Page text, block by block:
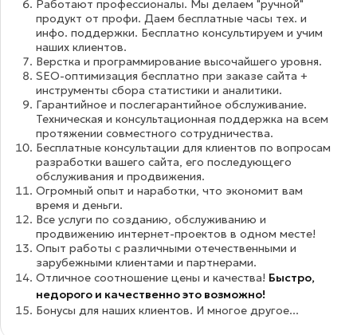
Работают профессионалы. Мы делаем "ручной"
продукт от профи. Даем бесплатные часы тех. и
инфо. поддержки. Бесплатно консультируем и учим
наших клиентов.
Верстка и программирование высочайшего уровня.
SEO-оптимизация бесплатно при заказе сайта +
инструменты сбора статистики и аналитики.
Гарантийное и послегарантийное обслуживание.
Техническая и консультационная поддержка на всем
протяжении совместного сотрудничества.
Бесплатные консультации для клиентов по вопросам
разработки вашего сайта, его последующего
обслуживания и продвижения.
Огромный опыт и наработки, что экономит вам
время и деньги.
Все услуги по созданию, обслуживанию и
продвижению интернет-проектов в одном месте!
Опыт работы с различными отечественными и
зарубежными клиентами и партнерами.
Отличное соотношение цены и качества! Быстро,
недорого и качественно это возможно!
Бонусы для наших клиентов. И многое другое...